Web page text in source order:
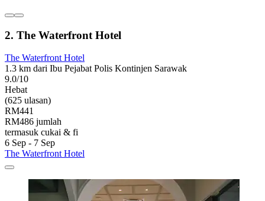
2. The Waterfront Hotel
The Waterfront Hotel
1.3 km dari Ibu Pejabat Polis Kontinjen Sarawak
9.0/10
Hebat
(625 ulasan)
RM441
RM486 jumlah
termasuk cukai & fi
6 Sep - 7 Sep
The Waterfront Hotel